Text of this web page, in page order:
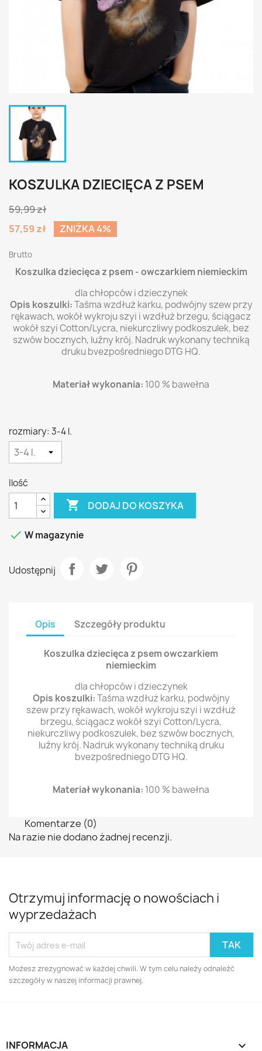
KOSZULKA DZIECIĘCA Z PSEM
59,99 zł
57,59 zł
ZNIŻKA 4%
Brutto
Koszulka dziecięca z psem - owczarkiem niemieckim
dla chłopców i dzieczynek
Opis koszulki:Taśma wzdłuż karku, podwójny szew przy
rękawach, wokół wykroju szyi i wzdłuż brzegu, ściągacz
wokół szyi Cotton/Lycra, niekurczliwy podkoszulek, bez
szwów bocznych, luźny krój. Nadruk wykonany techniką
druku bvezpośredniego DTG HQ.
Materiał wykonania: 100 % bawełna
rozmiary: 3-4 l.
Ilość
 DODAJ DO KOSZYKA
 W magazynie
Udostępnij
Opis Szczegóły produktu
Koszulka dziecięca z psem owczarkiem
niemieckim
dla chłopców i dzieczynek
Opis koszulki:Taśma wzdłuż karku, podwójny
szew przy rękawach, wokół wykroju szyi i wzdłuż
brzegu, ściągacz wokół szyi Cotton/Lycra,
niekurczliwy podkoszulek, bez szwów bocznych,
luźny krój. Nadruk wykonany techniką druku
bvezpośredniego DTG HQ.
Materiał wykonania: 100 % bawełna
Komentarze (0)
Na razie nie dodano żadnej recenzji.
Otrzymuj informację o nowościach i
wyprzedażach
Możesz zrezygnować w każdej chwili. W tym celu należy odnaleźć
szczegóły w naszej informacji prawnej.
INFORMACJA 